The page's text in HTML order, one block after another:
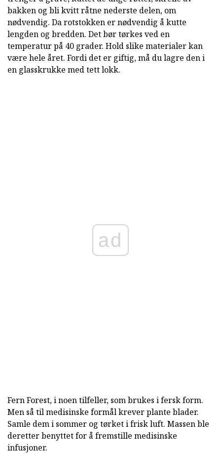
bakken og bli kvitt råtne nederste delen, om
nødvendig. Da rotstokken er nødvendig å kutte
lengden og bredden. Det bør tørkes ved en
temperatur på 40 grader. Hold slike materialer kan
være hele året. Fordi det er giftig, må du lagre den i
en glasskrukke med tett lokk.
ad
Fern Forest, i noen tilfeller, som brukes i fersk form.
Men så til medisinske formål krever plante blader.
Samle dem i sommer og tørket i frisk luft. Massen ble
deretter benyttet for å fremstille medisinske
infusjoner.